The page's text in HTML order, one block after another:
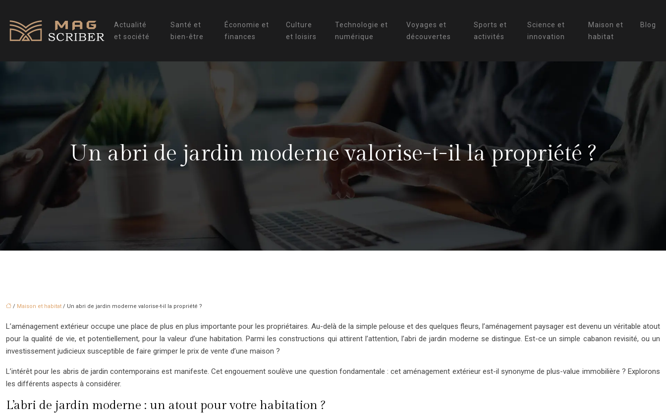
Actualité
et société
Santé et
bien-être
Économie et
finances
Culture
et loisirs
Technologie et
numérique
Voyages et
découvertes
Sports et
activités
Science et
innovation
Maison et
habitat
Blog
Un abri de jardin moderne valorise-t-il la propriété ?
/ Maison et habitat / Un abri de jardin moderne valorise-t-il la propriété ?
L’aménagement extérieur occupe une place de plus en plus importante pour les propriétaires. Au-delà de la simple pelouse et des quelques fleurs, l’aménagement paysager est devenu un véritable atout
pour la qualité de vie, et potentiellement, pour la valeur d’une habitation. Parmi les constructions qui attirent l’attention, l’abri de jardin moderne se distingue. Est-ce un simple cabanon revisité, ou un
investissement judicieux susceptible de faire grimper le prix de vente d’une maison ?
L’intérêt pour les abris de jardin contemporains est manifeste. Cet engouement soulève une question fondamentale : cet aménagement extérieur est-il synonyme de plus-value immobilière ? Explorons
les différents aspects à considérer.
L’abri de jardin moderne : un atout pour votre habitation ?